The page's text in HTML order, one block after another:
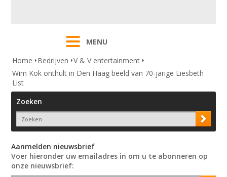
MENU
Home
Bedrijven V & V entertainment
Wim Kok onthult in Den Haag beeld van 70-jarige Liesbeth
List
Zoeken
Aanmelden nieuwsbrief
Voer hieronder uw emailadres in om u te abonneren op
onze nieuwsbrief: